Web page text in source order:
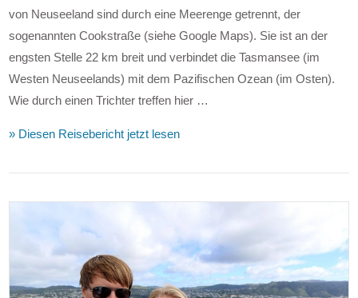
VIEW POST
von Neuseeland sind durch eine Meerenge getrennt, der
sogenannten Cookstraße (siehe Google Maps). Sie ist an der
engsten Stelle 22 km breit und verbindet die Tasmansee (im
Westen Neuseelands) mit dem Pazifischen Ozean (im Osten).
Wie durch einen Trichter treffen hier …
» Diesen Reisebericht jetzt lesen